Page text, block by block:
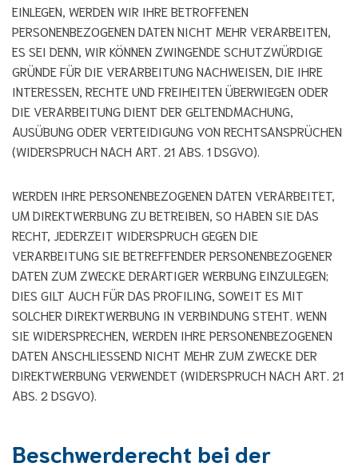
EINLEGEN, WERDEN WIR IHRE BETROFFENEN
PERSONENBEZOGENEN DATEN NICHT MEHR VERARBEITEN,
ES SEI DENN, WIR KÖNNEN ZWINGENDE SCHUTZWÜRDIGE
GRÜNDE FÜR DIE VERARBEITUNG NACHWEISEN, DIE IHRE
INTERESSEN, RECHTE UND FREIHEITEN ÜBERWIEGEN ODER
DIE VERARBEITUNG DIENT DER GELTENDMACHUNG,
AUSÜBUNG ODER VERTEIDIGUNG VON RECHTSANSPRÜCHEN
(WIDERSPRUCH NACH ART. 21 ABS. 1 DSGVO).
WERDEN IHRE PERSONENBEZOGENEN DATEN VERARBEITET,
UM DIREKTWERBUNG ZU BETREIBEN, SO HABEN SIE DAS
RECHT, JEDERZEIT WIDERSPRUCH GEGEN DIE
VERARBEITUNG SIE BETREFFENDER PERSONENBEZOGENER
DATEN ZUM ZWECKE DERARTIGER WERBUNG EINZULEGEN;
DIES GILT AUCH FÜR DAS PROFILING, SOWEIT ES MIT
SOLCHER DIREKTWERBUNG IN VERBINDUNG STEHT. WENN
SIE WIDERSPRECHEN, WERDEN IHRE PERSONENBEZOGENEN
DATEN ANSCHLIESSEND NICHT MEHR ZUM ZWECKE DER
DIREKTWERBUNG VERWENDET (WIDERSPRUCH NACH ART. 21
ABS. 2 DSGVO).
Beschwerde­recht bei der